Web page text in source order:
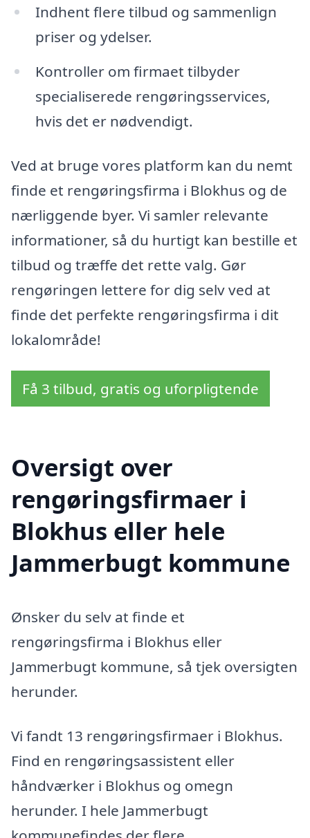
Indhent flere tilbud og sammenlign
priser og ydelser.
Kontroller om firmaet tilbyder
specialiserede rengøringsservices,
hvis det er nødvendigt.
Ved at bruge vores platform kan du nemt
finde et rengøringsfirma i Blokhus og de
nærliggende byer. Vi samler relevante
informationer, så du hurtigt kan bestille et
tilbud og træffe det rette valg. Gør
rengøringen lettere for dig selv ved at
finde det perfekte rengøringsfirma i dit
lokalområde!
Få 3 tilbud, gratis og uforpligtende
Oversigt over
rengøringsfirmaer i
Blokhus eller hele
Jammerbugt kommune
Ønsker du selv at finde et
rengøringsfirma i Blokhus eller
Jammerbugt kommune, så tjek oversigten
herunder.
Vi fandt 13 rengøringsfirmaer i Blokhus.
Find en rengøringsassistent eller
håndværker i Blokhus og omegn
herunder. I hele Jammerbugt